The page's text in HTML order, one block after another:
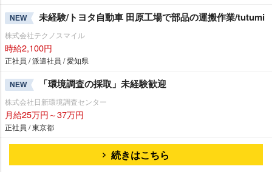
NEW 未経験/トヨタ自動車 田原工場で部品の運搬作業/tutumi
株式会社テクノスマイル
時給2,100円
正社員 / 派遣社員 / 愛知県
NEW 「環境調査の採取」未経験歓迎
株式会社日新環境調査センター
月給25万円～37万円
正社員 / 東京都
続きはこちら